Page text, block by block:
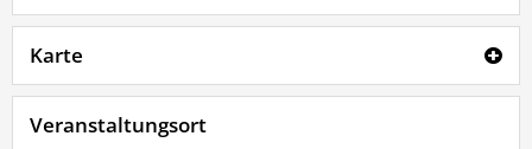
Karte
Veranstaltungsort